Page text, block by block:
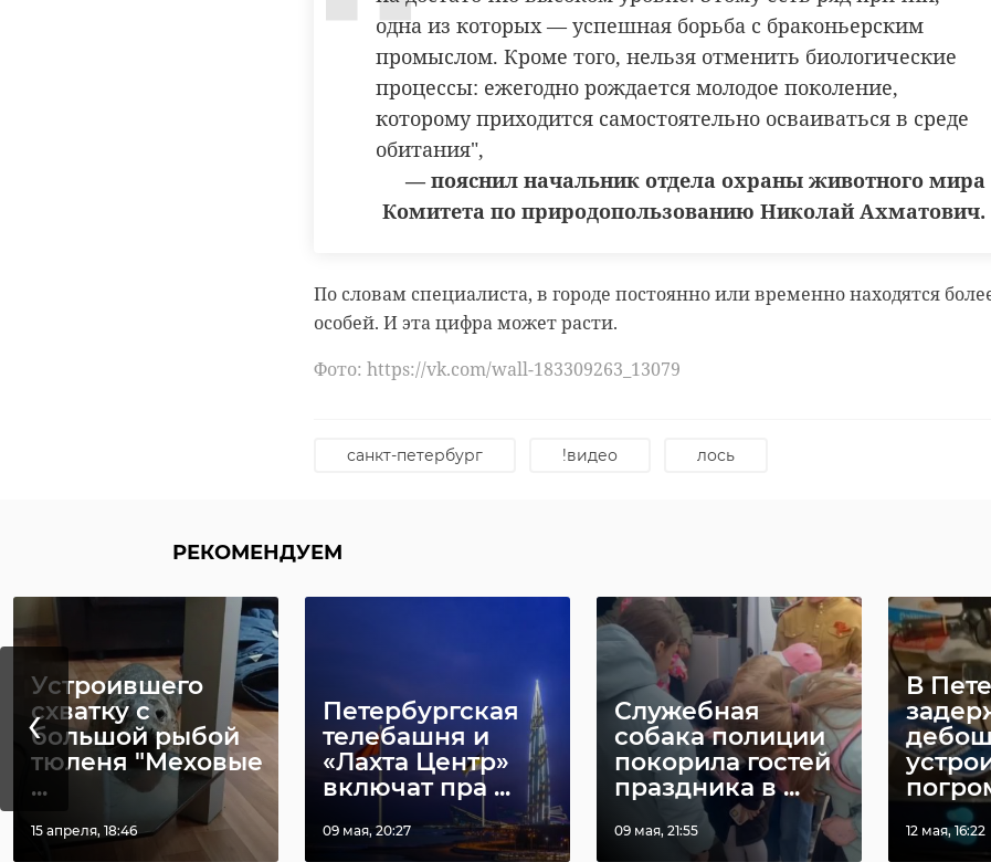
одна из которых — успешная борьба с браконьерским
промыслом. Кроме того, нельзя отменить биологические
процессы: ежегодно рождается молодое поколение,
которому приходится самостоятельно осваиваться в среде
обитания",
— пояснил начальник отдела охраны животного мира
Комитета по природопользованию Николай Ахматович.
По словам специалиста, в городе постоянно или временно находятся
особей. И эта цифра может расти.
Фото: https://vk.com/wall-183309263_13079
санкт-петербург !видео лось
РЕКОМЕНДУЕМ
Устроившего
схватку с
большой рыбой
тюленя "Меховые
...
15 апреля, 18:46
Петербургская
телебашня и
«Лахта Центр»
включат пра ...
09 мая, 20:27
Служебная
собака полиции
покорила гостей
праздника в ...
09 мая, 21:55
В
12 мая, 16:22
‹
самостоятельную жизнь.
ленинградский зоопарк Манул Шу манул пепе
манулы
зоопарка активно
Манул Шу из
успешно готовитс